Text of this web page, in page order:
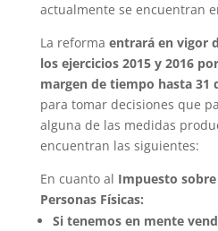
actualmente se encuentran
La reforma entrará en vigor
los ejercicios 2015 y 2016
margen de tiempo hasta 31
para tomar decisiones que
alguna de las medidas
encuentran las siguientes:
En cuanto al Impuesto
Personas Físicas:
Si tenemos en mente